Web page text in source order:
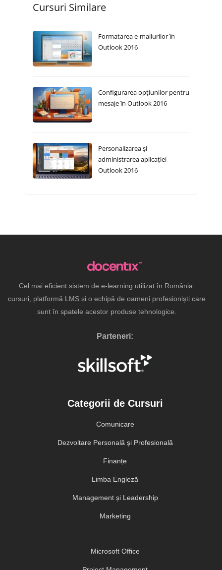
Cursuri Similare
Formatarea e-mailurilor în
Outlook 2016
Configurarea opțiunilor pentru
mesaje în Outlook 2016
Personalizarea și
administrarea aplicației
Outlook 2016
Cel mai eficient sistem de e-learning utilizat în România:
cursuri, platformă LMS și o echipă de oameni profesioniști care
sunt în spatele acestor produse tehnologice.
Parteneri:
Categorii de Cursuri
Comunicare
Dezvoltare Personală și Profesională
Finanțe
Limba Engleză
Management și Leadership
Marketing
Microsoft Office